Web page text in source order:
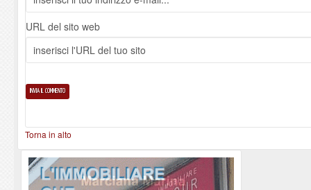
URL del sito web
Torna in alto